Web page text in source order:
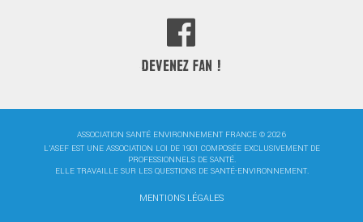
DEVENEZ FAN !
ASSOCIATION SANTÉ ENVIRONNEMENT FRANCE © 2026
L'ASEF EST UNE ASSOCIATION LOI DE 1901 COMPOSÉE EXCLUSIVEMENT DE
PROFESSIONNELS DE SANTÉ.
ELLE TRAVAILLE SUR LES QUESTIONS DE SANTÉ-ENVIRONNEMENT.
MENTIONS LÉGALES